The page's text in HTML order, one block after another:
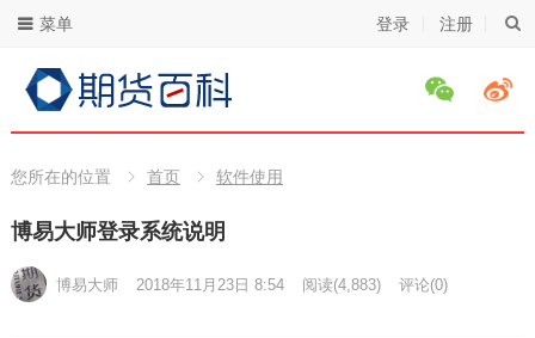
登录 注册
菜单
您所在的位置 首页 软件使用
博易大师登录系统说明
博易大师 2018年11月23日 8:54 阅读(4,883) 评论(0)